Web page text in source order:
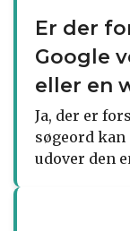
Er der
Google
eller en
Ja, der er
søgeord
udover den